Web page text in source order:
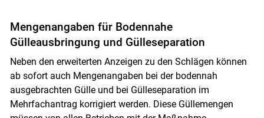
Mengenangaben für Bodennahe
Gülleausbringung und Gülleseparation
Neben den erweiterten Anzeigen zu den Schlägen können
ab sofort auch Mengenangaben bei der bodennah
ausgebrachten Gülle und bei Gülleseparation im
Mehrfachantrag korrigiert werden. Diese Güllemengen